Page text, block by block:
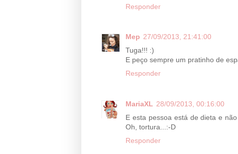
Responder
Mep 27/09/2013, 21:41:00
Tuga!!! :)
E peço sempre um pratinho de
Responder
MariaXL 28/09/2013, 00:16:00
E esta pessoa está de dieta e
Oh, tortura...:-D
Responder